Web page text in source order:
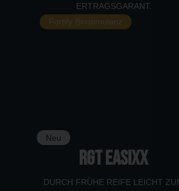
ERTRAGSGARANT.
Fortify Biostimulanz
Neu
RGT EASIXX
DURCH FRÜHE REIFE LEICHT